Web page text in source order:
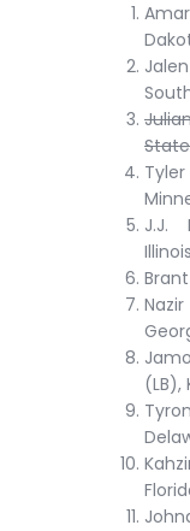
State
J.J.
Illinois
(LB),